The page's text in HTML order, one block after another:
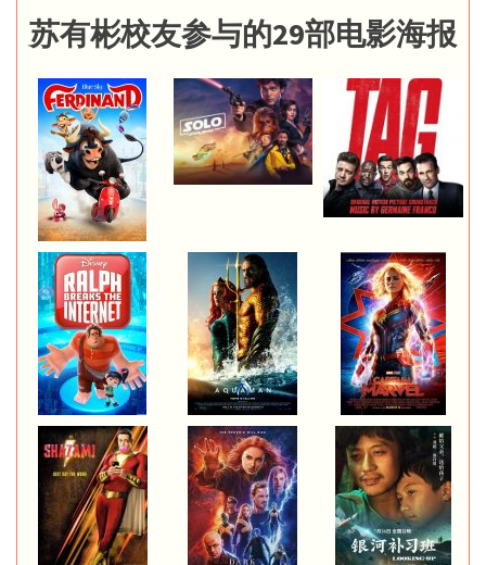
苏有彬校友参与的29部电影海报